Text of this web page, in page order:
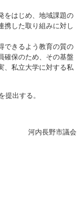
をはじめ、地域課題の
携した取り組みに対し
できるよう教育の質の
確保のため、その基盤
、私立大学に対する私
提出する。
河内長野市議会